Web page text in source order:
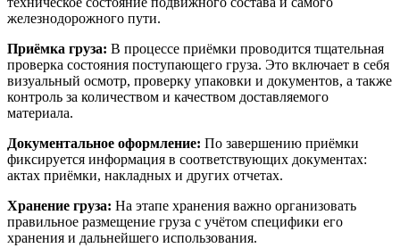
железнодорожного пути.
Приёмка груза: В процессе приёмки проводится тщательная
проверка состояния поступающего груза. Это включает в себя
визуальный осмотр, проверку упаковки и документов, а также
контроль за количеством и качеством доставляемого
материала.
Документальное оформление: По завершению приёмки
фиксируется информация в соответствующих документах:
актах приёмки, накладных и других отчетах.
Хранение груза: На этапе хранения важно организовать
правильное размещение груза с учётом специфики его
хранения и дальнейшего использования.